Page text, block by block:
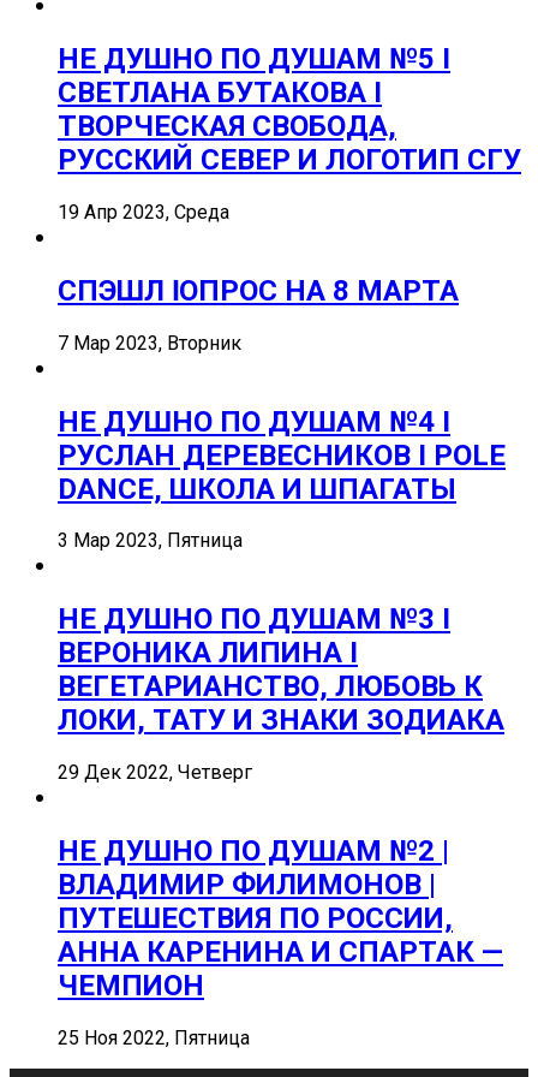
НЕ ДУШНО ПО ДУШАМ №5 I
СВЕТЛАНА БУТАКОВА I
ТВОРЧЕСКАЯ СВОБОДА,
РУССКИЙ СЕВЕР И ЛОГОТИП СГУ
19 Апр 2023, Среда
СПЭШЛ ӏ ОПРОС НА 8 МАРТА
7 Мар 2023, Вторник
НЕ ДУШНО ПО ДУШАМ №4 I
РУСЛАН ДЕРЕВЕСНИКОВ I POLE
DANCE, ШКОЛА И ШПАГАТЫ
3 Мар 2023, Пятница
НЕ ДУШНО ПО ДУШАМ №3 I
ВЕРОНИКА ЛИПИНА I
ВЕГЕТАРИАНСТВО, ЛЮБОВЬ К
ЛОКИ, ТАТУ И ЗНАКИ ЗОДИАКА
29 Дек 2022, Четверг
НЕ ДУШНО ПО ДУШАМ №2 |
ВЛАДИМИР ФИЛИМОНОВ |
ПУТЕШЕСТВИЯ ПО РОССИИ,
АННА КАРЕНИНА И СПАРТАК —
ЧЕМПИОН
25 Ноя 2022, Пятница